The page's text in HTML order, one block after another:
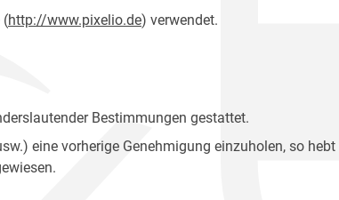
(http://www.pixelio.de) verwendet.
Bestimmungen gestattet.
eine vorherige Genehmigung einzuholen, so